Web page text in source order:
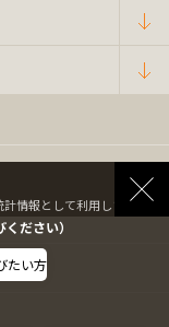
情報として利用します。
ださい）
たい方